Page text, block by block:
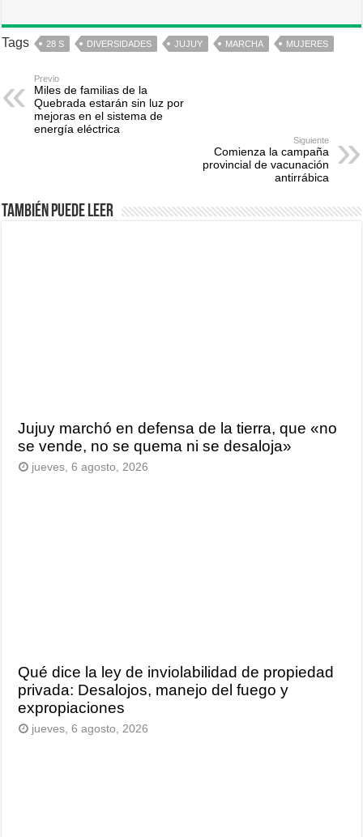
Tags 28 S DIVERSIDADES JUJUY MARCHA MUJERES
Previo
Miles de familias de la
Quebrada estarán sin luz por
mejoras en el sistema de
energía eléctrica
Siguiente
Comienza la campaña
provincial de vacunación
antirrábica
También puede leer
Jujuy marchó en defensa de la tierra, que «no
se vende, no se quema ni se desaloja»
jueves, 6 agosto, 2026
Qué dice la ley de inviolabilidad de propiedad
privada: Desalojos, manejo del fuego y
expropiaciones
jueves, 6 agosto, 2026